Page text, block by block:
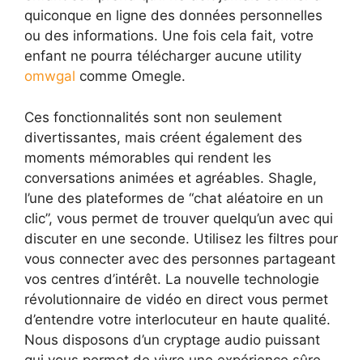
quiconque en ligne des données personnelles
ou des informations. Une fois cela fait, votre
enfant ne pourra télécharger aucune utility
omwgal comme Omegle.
Ces fonctionnalités sont non seulement
divertissantes, mais créent également des
moments mémorables qui rendent les
conversations animées et agréables. Shagle,
l’une des plateformes de “chat aléatoire en un
clic”, vous permet de trouver quelqu’un avec qui
discuter en une seconde. Utilisez les filtres pour
vous connecter avec des personnes partageant
vos centres d’intérêt. La nouvelle technologie
révolutionnaire de vidéo en direct vous permet
d’entendre votre interlocuteur en haute qualité.
Nous disposons d’un cryptage audio puissant